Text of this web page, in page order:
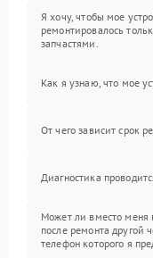
Я хочу, чтобы мое
ремонтировалось
запчастями.
Как я узнаю, что мое
От чего зависит срок
Диагностика
Может ли вместо меня
после ремонта другой
телефон которого я